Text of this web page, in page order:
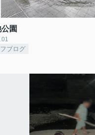
園
ブログ